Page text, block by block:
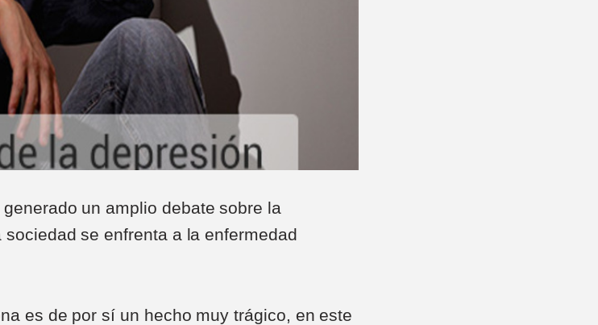
un amplio debate sobre la
se enfrenta a la enfermedad
es de por sí un hecho muy trágico, en este